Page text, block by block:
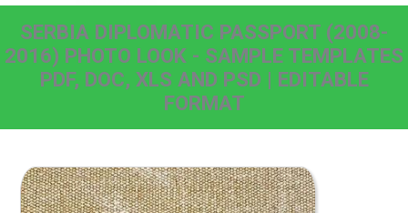
SERBIA DIPLOMATIC PASSPORT (2008-
2016) PHOTO LOOK - SAMPLE TEMPLATES
PDF, DOC, XLS AND PSD | EDITABLE
FORMAT